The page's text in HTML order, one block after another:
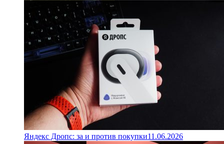
Яндекс Дропс: за и против покупки11.06.2026